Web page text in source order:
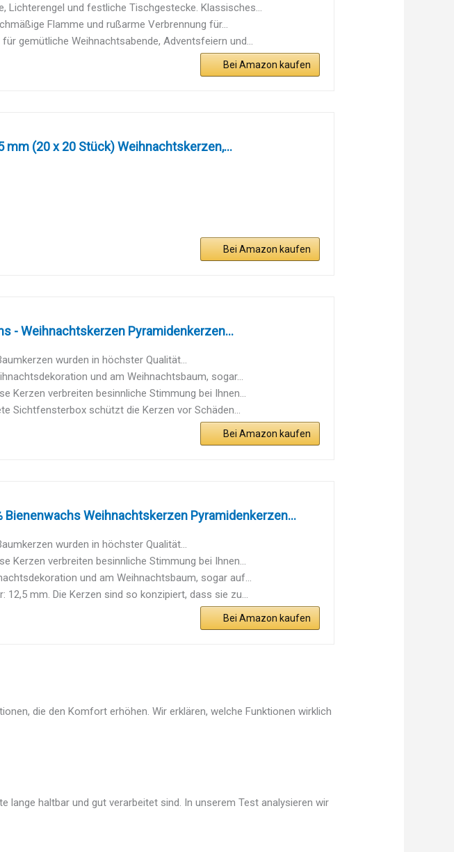
Lichterengel und festliche Tischgestecke. Klassisches...
Flamme und rußarme Verbrennung für...
gemütliche Weihnachtsabende, Adventsfeiern und...
Bei Amazon kaufen
mm (20 x 20 Stück) Weihnachtskerzen,...
Bei Amazon kaufen
- Weihnachtskerzen Pyramidenkerzen...
wurden in höchster Qualität...
und am Weihnachtsbaum, sogar...
Kerzen verbreiten besinnliche Stimmung bei Ihnen...
Sichtfensterbox schützt die Kerzen vor Schäden...
Bei Amazon kaufen
Bienenwachs Weihnachtskerzen Pyramidenkerzen...
wurden in höchster Qualität...
Kerzen verbreiten besinnliche Stimmung bei Ihnen...
und am Weihnachtsbaum, sogar auf...
mm. Die Kerzen sind so konzipiert, dass sie zu...
Bei Amazon kaufen
die den Komfort erhöhen. Wir erklären, welche Funktionen wirklich
lange haltbar und gut verarbeitet sind. In unserem Test analysieren wir